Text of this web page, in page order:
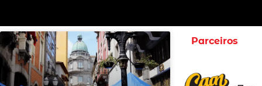
Parceiros